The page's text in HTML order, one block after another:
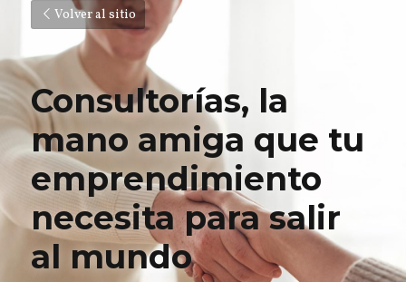
Volver al sitio
Consultorías, la
mano amiga que tu
emprendimiento
necesita para salir
al mundo